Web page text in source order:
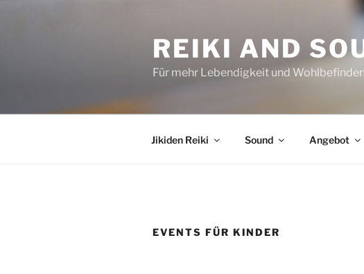
REIKI AND
Für mehr Lebendigkeit und Wohlbefinden
Jikiden Reiki Sound Angebot
EVENTS FÜR KINDER